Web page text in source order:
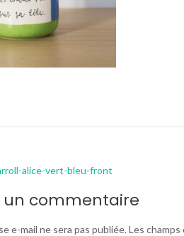
alice-vert-bleu-front
un commentaire
e-mail ne sera pas publiée. Les